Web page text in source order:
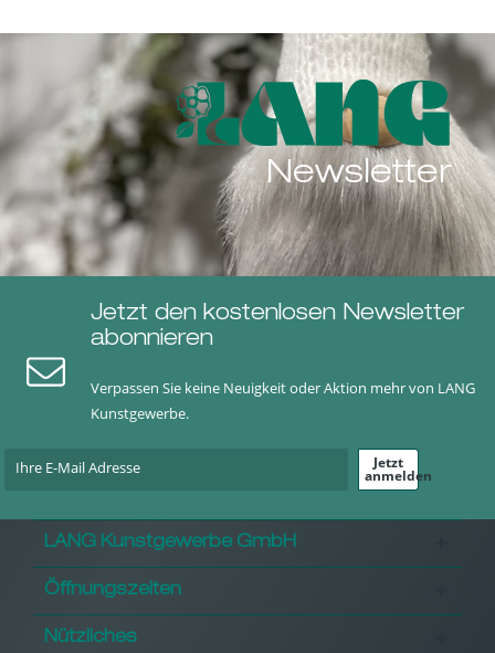
Newsletter
Jetzt den kostenlosen Newsletter
abonnieren
Verpassen Sie keine Neuigkeit oder Aktion mehr von LANG
Kunstgewerbe.
Jetzt
anmelden
LANG Kunstgewerbe GmbH
Öffnungszeiten
Nützliches